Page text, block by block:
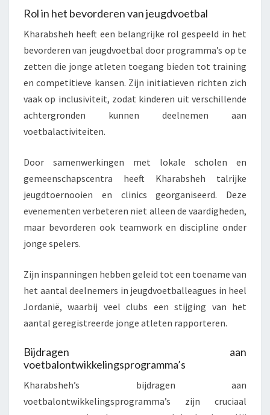
Rol in het bevorderen van jeugdvoetbal
Kharabsheh heeft een belangrijke rol gespeeld in het
bevorderen van jeugdvoetbal door programma’s op te
zetten die jonge atleten toegang bieden tot training
en competitieve kansen. Zijn initiatieven richten zich
vaak op inclusiviteit, zodat kinderen uit verschillende
achtergronden kunnen deelnemen aan
voetbalactiviteiten.
Door samenwerkingen met lokale scholen en
gemeenschapscentra heeft Kharabsheh talrijke
jeugdtoernooien en clinics georganiseerd. Deze
evenementen verbeteren niet alleen de vaardigheden,
maar bevorderen ook teamwork en discipline onder
jonge spelers.
Zijn inspanningen hebben geleid tot een toename van
het aantal deelnemers in jeugdvoetballeagues in heel
Jordanië, waarbij veel clubs een stijging van het
aantal geregistreerde jonge atleten rapporteren.
Bijdragen aan
voetbalontwikkelingsprogramma’s
Kharabsheh’s bijdragen aan
voetbalontwikkelingsprogramma’s zijn cruciaal